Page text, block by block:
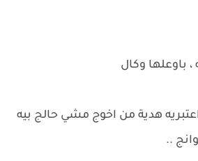
باوعلها وكال
هدية من اخوج مشي حالج بيه
..